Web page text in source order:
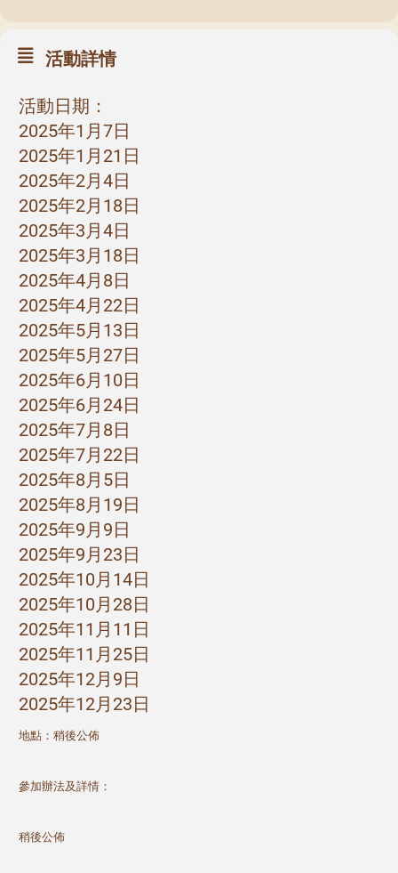
活動詳情
活動日期：
2025年1月7日
2025年1月21日
2025年2月4日
2025年2月18日
2025年3月4日
2025年3月18日
2025年4月8日
2025年4月22日
2025年5月13日
2025年5月27日
2025年6月10日
2025年6月24日
2025年7月8日
2025年7月22日
2025年8月5日
2025年8月19日
2025年9月9日
2025年9月23日
2025年10月14日
2025年10月28日
2025年11月11日
2025年11月25日
2025年12月9日
2025年12月23日
地點：稍後公佈
參加辦法及詳情：
稍後公佈